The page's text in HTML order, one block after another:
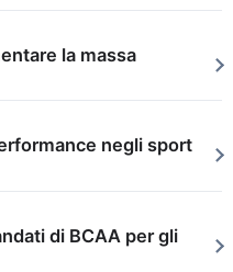
la massa
negli sport
di BCAA per gli